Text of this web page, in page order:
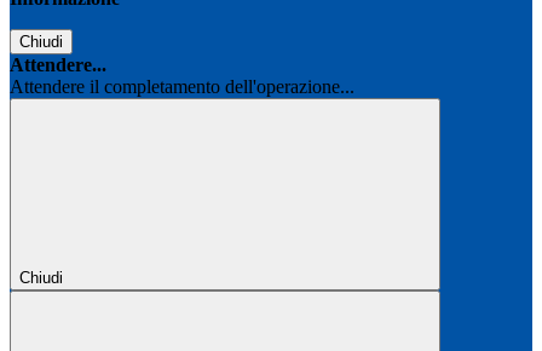
Chiudi
Attendere...
Attendere il completamento dell'operazione...
Chiudi